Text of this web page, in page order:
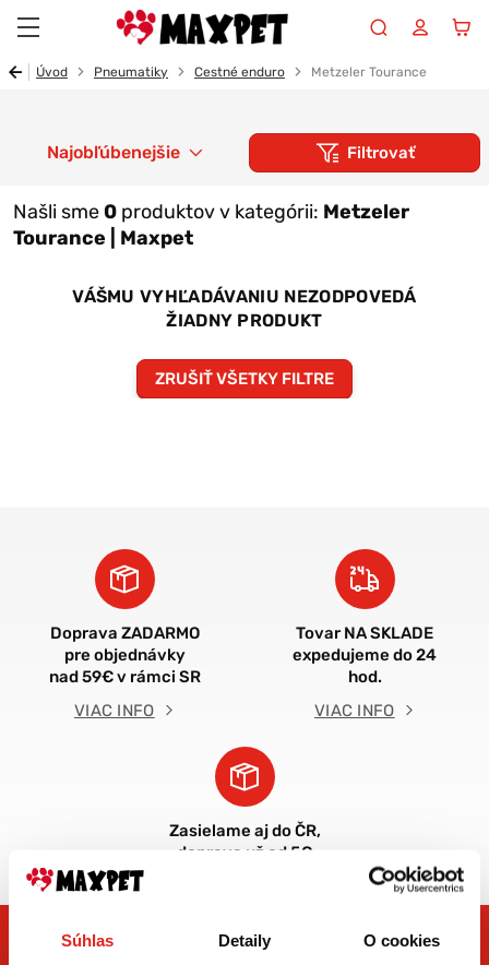
Súhlas Detaily O cookies
Úvod Pneumatiky Cestné enduro Metzeler Tourance
Filtrovať
Našli sme 0 produktov v kategórii: Metzeler
Tourance | Maxpet
Najobľúbenejšie
VÁŠMU VYHĽADÁVANIU NEZODPOVEDÁ
ŽIADNY PRODUKT
ZRUŠIŤ VŠETKY FILTRE
Doprava ZADARMO
pre objednávky
nad 59€ v rámci SR
VIAC INFO
Tovar NA SKLADE
expedujeme do 24
hod.
VIAC INFO
Zasielame aj do ČR,
doprava už od 5€